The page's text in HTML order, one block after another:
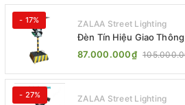
- 17% ZALAA Street Lighting
Đèn Tín Hiệu Giao
Trời ZALAA ZL-300A-D
87.000.000₫
- 27% ZALAA Street Lighting